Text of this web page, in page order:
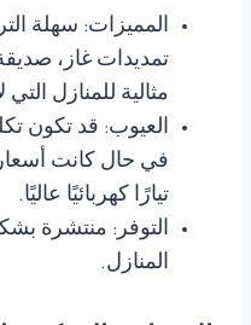
المميزات: سهلة
تمديدات غاز، صديقة
مثالية للمنازل
العيوب: قد تكون
في حال كانت
تيارًا كهربائيًا عاليًا.
التوفر: منتشرة
المنازل.